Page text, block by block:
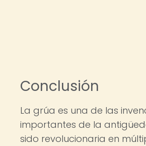
Conclusión
La grúa es una de las
importantes de la
sido revolucionaria en